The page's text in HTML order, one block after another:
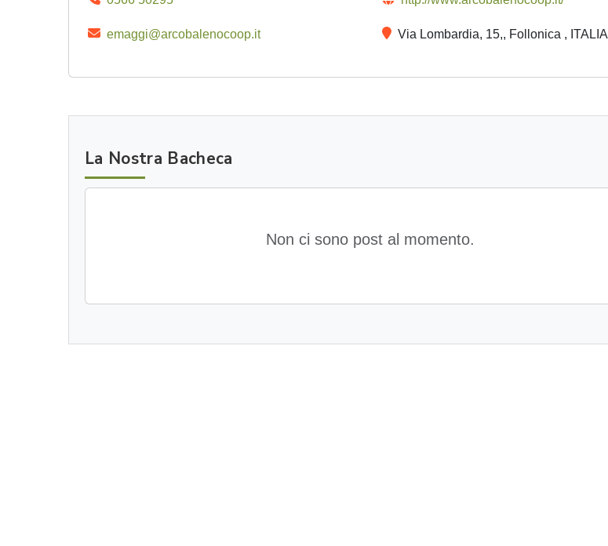
emaggi@arcobalenocoop.it Via Lombardia, 15,, Follonica , ITALIA
La Nostra Bacheca
Non ci sono post al momento.